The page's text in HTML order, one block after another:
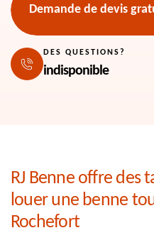
Demande de devis
DES QUESTIONS?
indisponible
RJ Benne offre des
louer une benne
Rochefort